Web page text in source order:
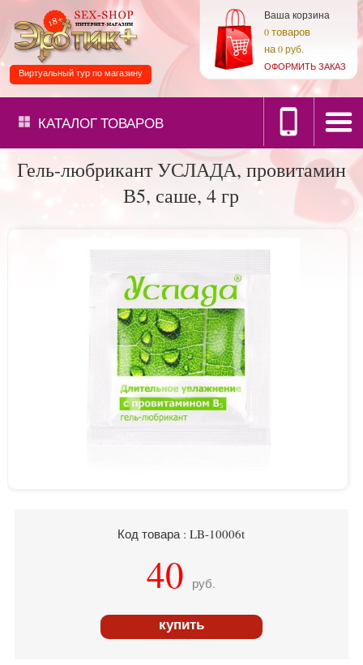
Ваша корзина
0товаров
на0 руб.
ОФОРМИТЬ ЗАКАЗ
Виртуальный тур по магазину
КАТАЛОГТОВАРОВ
Гель-любрикант УСЛАДА, провитамин
В5, саше, 4 гр
Код товара : LB-10006t
40 руб.
купить